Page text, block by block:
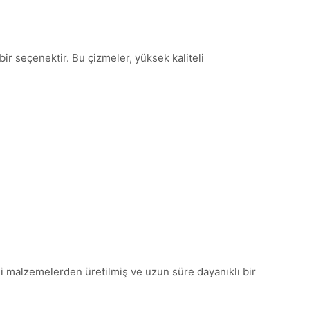
bir seçenektir. Bu çizmeler, yüksek kaliteli
malzemelerden üretilmiş ve uzun süre dayanıklı bir